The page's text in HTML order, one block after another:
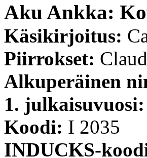
Aku Ankka:
Käsikirjoitus:
Piirrokset:
Alkuperäinen
1. julkaisuvuosi:
Koodi: I 2035
INDUCKS-